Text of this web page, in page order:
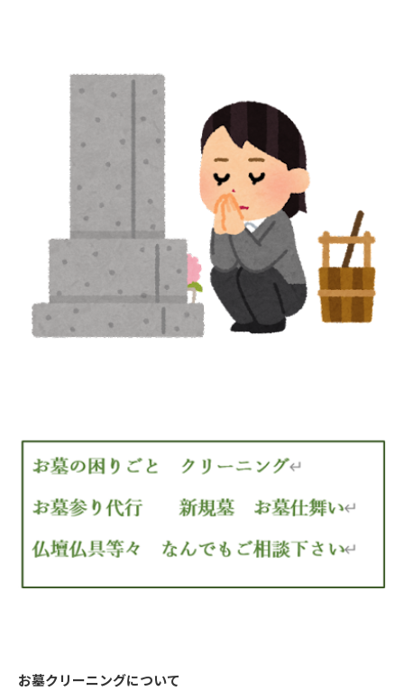
お墓クリーニングについて